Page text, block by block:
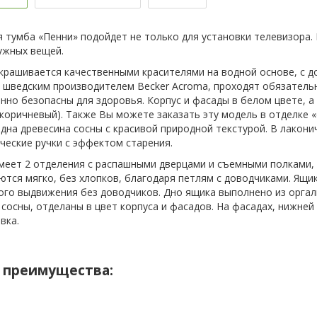
«Пенни» подойдет не только для установки
вещей.
качественными красителями на водной основе, с
производителем Becker Acroma, проходят
безопасны для здоровья. Корпус и фасады в белом цвете,
Также Вы можете заказать эту модель в отделке
древесина сосны с красивой природной текстурой. В
ручки с эффектом старения.
2 отделения с распашными дверцами и съемными
мягко, без хлопков, благодаря петлям с доводчиками.
выдвижения без доводчиков. Дно ящика выполнено из
отделаны в цвет корпуса и фасадов. На фасадах,